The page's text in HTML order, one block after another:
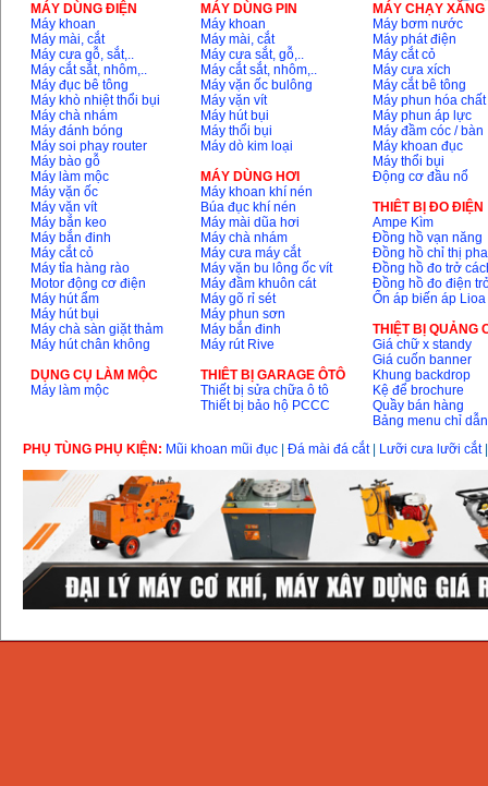
MÁY DÙNG ĐIỆN
Máy khoan
Máy mài, cắt
Máy cưa gỗ, sắt,..
Máy cắt sắt, nhôm,..
Máy đục bê tông
Máy khò nhiệt thổi bụi
Máy chà nhám
Máy đánh bóng
Máy soi phay router
Máy bào gỗ
Máy làm mộc
Máy vặn ốc
Máy vặn vít
Máy bắn keo
Máy bắn đinh
Máy cắt cỏ
Máy tỉa hàng rào
Motor động cơ điện
Máy hút ẩm
Máy hút bụi
Máy chà sàn giặt thảm
Máy hút chân không
DỤNG CỤ LÀM MỘC
Máy làm mộc
MÁY DÙNG PIN
Máy khoan
Máy mài, cắt
Máy cưa sắt, gỗ,..
Máy cắt sắt, nhôm,..
Máy vặn ốc bulông
Máy vặn vít
Máy hút bụi
Máy thổi bụi
Máy dò kim loại
MÁY DÙNG HƠI
Máy khoan khí nén
Búa đục khí nén
Máy mài dũa hơi
Máy chà nhám
Máy cưa máy cắt
Máy vặn bu lông ốc vít
Máy đầm khuôn cát
Máy gõ rỉ sét
Máy phun sơn
Máy bắn đinh
Máy rút Rive
THIÊT BỊ GARAGE ÔTÔ
Thiết bị sửa chữa ô tô
Thiết bị bảo hộ PCCC
MÁY CHẠY
Máy bơm nước
Máy phát điện
Máy cắt cỏ
Máy cưa xích
Máy cắt bê tông
Máy phun hóa chất
Máy phun áp lực
Máy đầm cóc / bàn
Máy khoan đục
Máy thổi bụi
Động cơ đầu nổ
THIÊT BỊ ĐO ĐIỆN
Ampe Kìm
Đồng hồ vạn năng
Đồng hồ chỉ thị pha
Đồng hồ đo trở
Đồng hồ đo điện
Ổn áp biến áp Lioa
THIỆT BỊ QUẢNG
Giá chữ x standy
Giá cuốn banner
Khung backdrop
Kệ để brochure
Quầy bán hàng
Bảng menu chỉ dẫn
PHỤ TÙNG PHỤ KIỆN: Mũi khoan mũi đục Đá mài đá cắt| Lưỡi cưa lưỡi cắt